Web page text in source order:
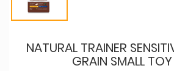
NATURAL TRAINER
GRAIN SMALL